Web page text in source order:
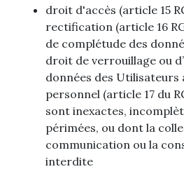
droit d'accès (article 15
rectification (article 16
de complétude des
droit de verrouillage ou
données des Utilisateurs
personnel (article 17 du
sont inexactes,
périmées, ou dont la
communication ou la
interdite